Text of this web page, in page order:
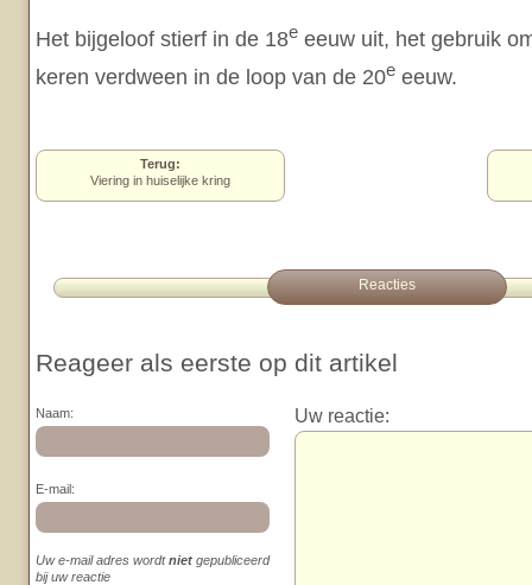
Het bijgeloof stierf in de 18e eeuw uit, het gebruik
keren verdween in de loop van de 20e eeuw.
Terug:
Viering in huiselijke kring
Reacties
Reageer als eerste op dit artikel
Naam:
E-mail:
Uw e-mail adres wordtniet gepubliceerd
bij uw reactie
Uw reactie: